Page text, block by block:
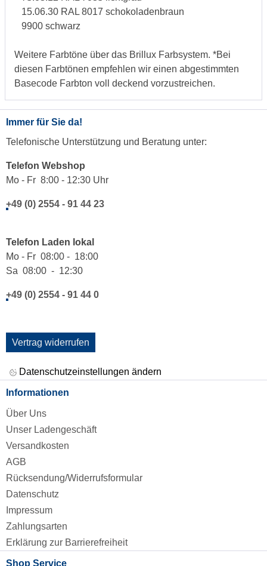
15.06.30 RAL 8017 schokoladenbraun
9900 schwarz
Weitere Farbtöne über das Brillux Farbsystem. *Bei
diesen Farbtönen empfehlen wir einen abgestimmten
Basecode Farbton voll deckend vorzustreichen.
Immer für Sie da!
Telefonische Unterstützung und Beratung unter:
Telefon Webshop
Mo - Fr 8:00 - 12:30 Uhr
+49 (0) 2554 - 91 44 23
Telefon Laden lokal
Mo - Fr 08:00 - 18:00
Sa 08:00 - 12:30
+49 (0) 2554 - 91 44 0
Vertrag widerrufen
Datenschutzeinstellungen ändern
Informationen
Über Uns
Unser Ladengeschäft
Versandkosten
AGB
Rücksendung/Widerrufsformular
Datenschutz
Impressum
Zahlungsarten
Erklärung zur Barrierefreiheit
Shop Service